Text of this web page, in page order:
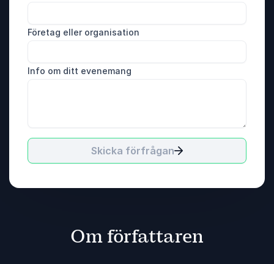
Företag eller organisation
Info om ditt evenemang
Skicka förfrågan
Om författaren